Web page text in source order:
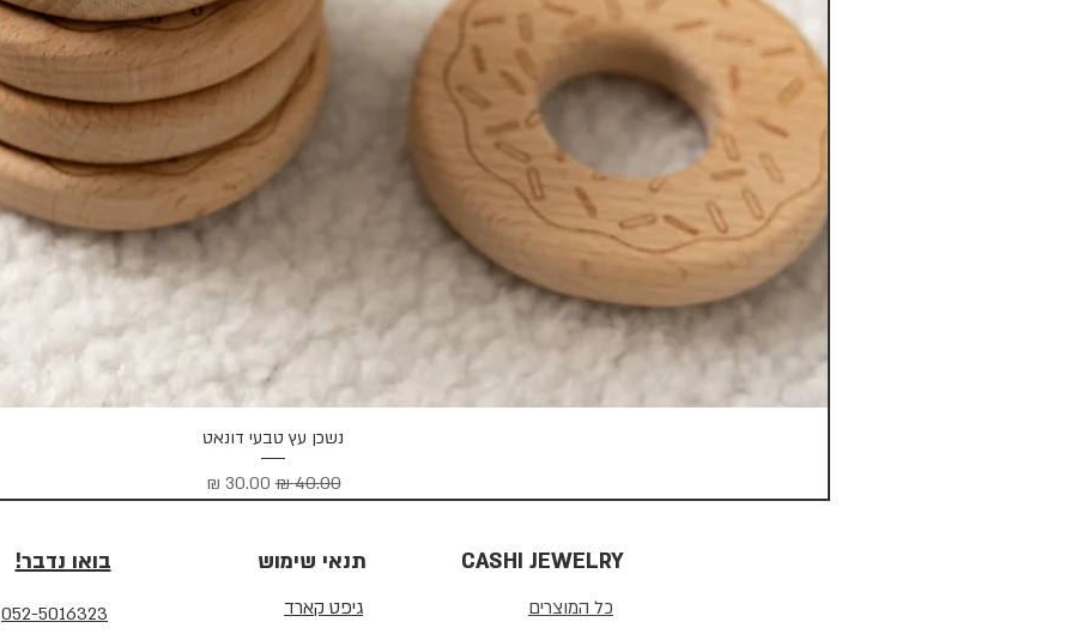
תצוגה מהירה
נשכן עץ טבעי דונאט
מחיר רגיל‏40.00 ‏₪ מחיר מבצע
CASHI JEWELRY תנאי שימוש בואו נדבר!
052-5016323
גיפט קארד
כל המוצרים